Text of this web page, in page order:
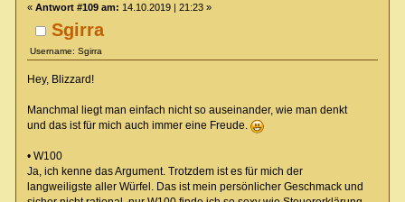
Sgirra
Username: Sgirra
« Antwort #109 am: 14.10.2019 | 21:23 »
Hey, Blizzard!
Manchmal liegt man einfach nicht so auseinander, wie man denkt
und das ist für mich auch immer eine Freude.
• W100
Ja, ich kenne das Argument. Trotzdem ist es für mich der
langweiligste aller Würfel. Das ist mein persönlicher Geschmack und